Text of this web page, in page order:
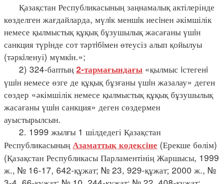
Қазақстан Республикасының заңнамалық актілерінде
көзделген жағдайларда, мүлiк меншiк иесiнен әкімшілік
немесе қылмыстық құқық бұзушылық жасағаны үшiн
санкция түрiнде сот тәртiбiмен өтеусіз алып қойылуы
(тәркiленуі) мүмкiн.»;
2) 324-баптың 2-тармағындағы «қылмыс iстегенi
үшiн немесе өзге де құқық бұзғаны үшiн жазалау» деген
сөздер «әкімшілік немесе қылмыстық құқық бұзушылық
жасағаны үшiн санкция» деген сөздермен
ауыстырылсын.
2. 1999 жылғы 1 шілдедегі Қазақстан
Республикасының Азаматтық кодексіне (Ерекше бөлім)
(Қазақстан Республикасы Парламентінің Жаршысы, 1999
ж., № 16-17, 642-құжат; № 23, 929-құжат; 2000 ж., №